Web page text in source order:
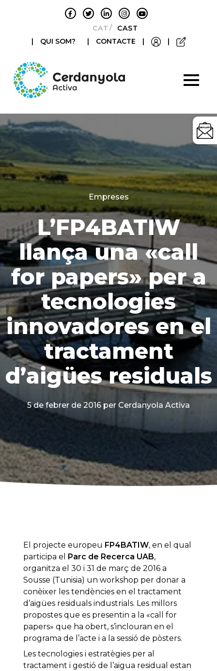
CATALÀCASTELLANO
|
QUI SOM? | CONTACTE | |
Categories
Empreses
L’FP4BATIW
llança una «call
for papers» per a
tecnologies
innovadores en el
tractament
d’aigües residuals
5 de febrer de 2016 per Cerdanyola Activa
El projecte europeu FP4BATIW, en el qual
participa el Parc de Recerca UAB,
organitza el 30 i 31 de març de 2016 a
Sousse (Tunisia) un workshop per donar a
conèixer les tendències en el tractament
d’aigües residuals industrials. Les millors
propostes que es presentin a la «call for
papers» que ha obert, s’inclouran en el
programa de l’acte i a la sessió de pòsters.
Les tecnologies i estratègies per al
tractament i gestió de l’aigua residual estan